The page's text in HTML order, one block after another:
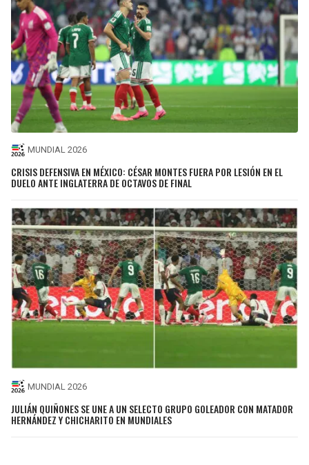
MUNDIAL 2026
CRISIS DEFENSIVA EN MÉXICO: CÉSAR MONTES FUERA POR LESIÓN EN EL
DUELO ANTE INGLATERRA DE OCTAVOS DE FINAL
MUNDIAL 2026
JULIÁN QUIÑONES SE UNE A UN SELECTO GRUPO GOLEADOR CON MATADOR
HERNÁNDEZ Y CHICHARITO EN MUNDIALES